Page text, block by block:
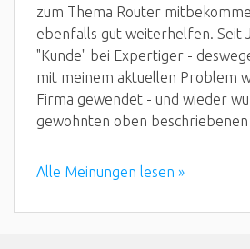
zum Thema Router
ebenfalls gut weiterhelfen. Seit
"Kunde" bei Expertiger -
mit meinem aktuellen Problem
Firma gewendet - und wieder
gewohnten oben
Alle Meinungen lesen »